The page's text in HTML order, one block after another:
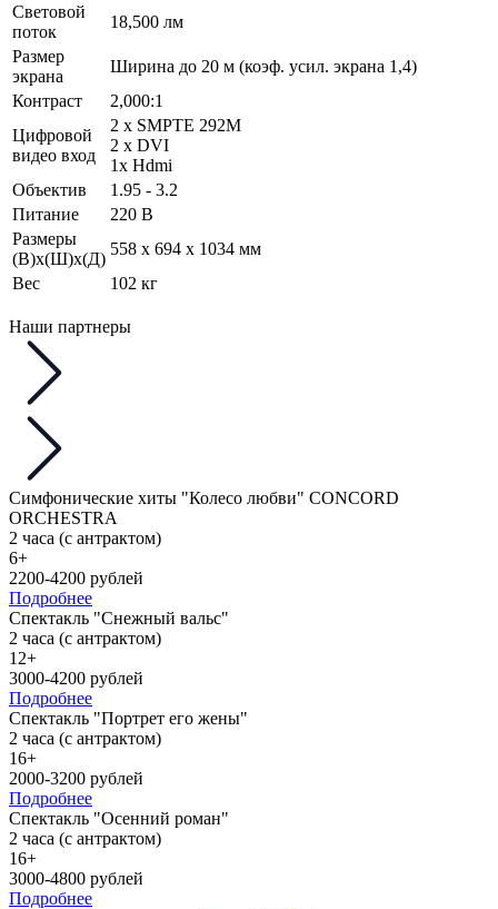
Световой
поток
18,500 лм
Размер
экрана
Ширина до 20 м (коэф. усил. экрана 1,4)
Контраст
2,000:1
Цифровой
видео вход
2 x SMPTE 292M
2 x DVI
1х Hdmi
Объектив
1.95 - 3.2
Питание
220 В
Размеры
(В)х(Ш)х(Д)
558 x 694 x 1034 мм
Вес
102 кг
Наши партнеры
Симфонические хиты "Колесо любви" CONCORD
ORCHESTRA
2 часа (с антрактом)
6+
2200-4200 рублей
Подробнее
Спектакль "Снежный вальс"
2 часа (с антрактом)
12+
3000-4200 рублей
Подробнее
Спектакль "Портрет его жены"
2 часа (с антрактом)
16+
2000-3200 рублей
Подробнее
Спектакль "Осенний роман"
2 часа (с антрактом)
16+
3000-4800 рублей
Подробнее